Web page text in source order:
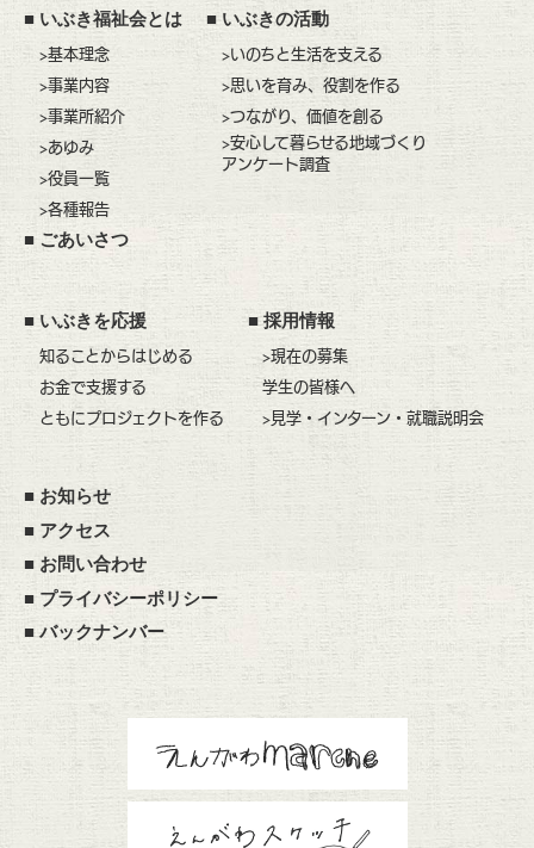
■ いぶき福祉会とは
>基本理念
>事業内容
>事業所紹介
>あゆみ
>役員一覧
>各種報告
■ごあいさつ
■いぶきの活動
>いのちと生活を支える
>思いを育み、役割を作る
>つながり、価値を創る
>安心して暮らせる地域づくり
アンケート調査
■いぶきを応援
知ることからはじめる
お金で支援する
ともにプロジェクトを作る
■採用情報
>現在の募集
学生の皆様へ
>見学・インターン・就職説明会
■ お知らせ
■ アクセス
■ お問い合わせ
■プライバシーポリシー
■バックナンバー